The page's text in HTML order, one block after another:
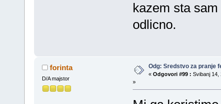
kazem sta
odlicno.
forinta
D/A majstor
Odg: Sredstvo za pranje
« Odgovori #99 : Svibanj 14,
»